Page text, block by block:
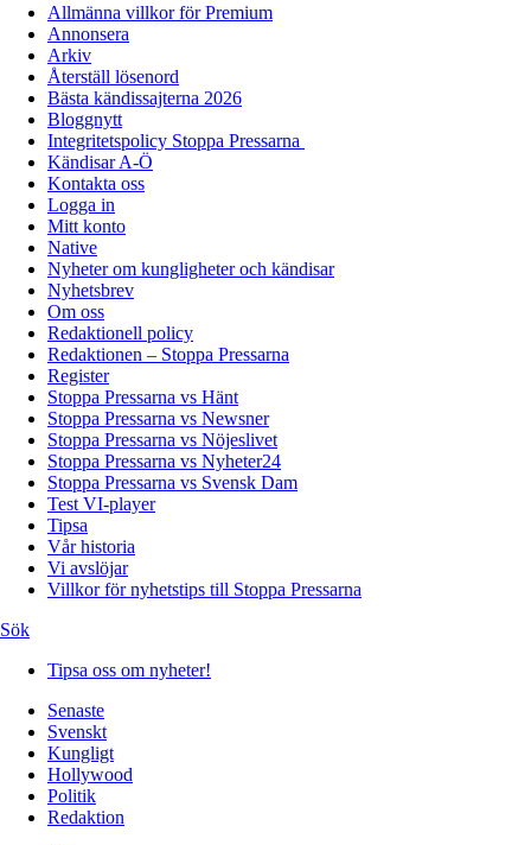
Allmänna villkor för Premium
Annonsera
Arkiv
Återställ lösenord
Bästa kändissajterna 2026
Bloggnytt
Integritetspolicy Stoppa Pressarna
Kändisar A-Ö
Kontakta oss
Logga in
Mitt konto
Native
Nyheter om kungligheter och kändisar
Nyhetsbrev
Om oss
Redaktionell policy
Redaktionen – Stoppa Pressarna
Register
Stoppa Pressarna vs Hänt
Stoppa Pressarna vs Newsner
Stoppa Pressarna vs Nöjeslivet
Stoppa Pressarna vs Nyheter24
Stoppa Pressarna vs Svensk Dam
Test VI-player
Tipsa
Vår historia
Vi avslöjar
Villkor för nyhetstips till Stoppa Pressarna
Sök
Tipsa oss om nyheter!
Senaste
Svenskt
Kungligt
Hollywood
Politik
Redaktion